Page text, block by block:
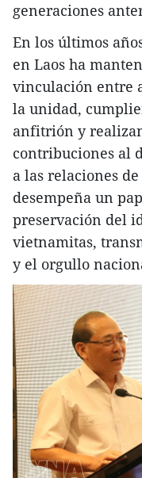
generaciones
En los últimos
en Laos ha
vinculación entre
la unidad,
anfitrión y
contribuciones al
a las relaciones
desempeña un
preservación del
vietnamitas,
y el orgullo